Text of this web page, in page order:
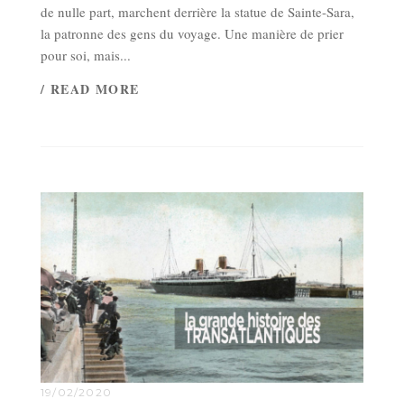
de nulle part, marchent derrière la statue de Sainte-Sara,
la patronne des gens du voyage. Une manière de prier
pour soi, mais...
/ READ MORE
19/02/2020